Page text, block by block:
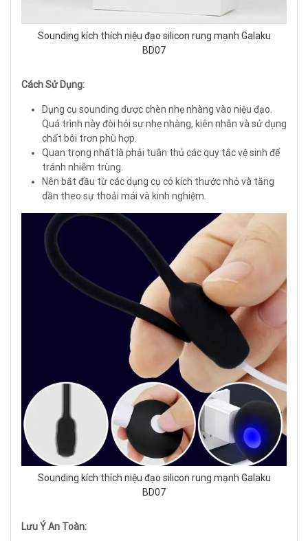
Sounding kích thích niệu đạo silicon rung mạnh Galaku
BD07
Cách Sử Dụng:
Dụng cụ sounding được chèn nhẹ nhàng vào niệu đạo.
Quá trình này đòi hỏi sự nhẹ nhàng, kiên nhẫn và sử dụng
chất bôi trơn phù hợp.
Quan trọng nhất là phải tuân thủ các quy tắc vệ sinh để
tránh nhiễm trùng.
Nên bắt đầu từ các dụng cụ có kích thước nhỏ và tăng
dần theo sự thoải mái và kinh nghiệm.
Sounding kích thích niệu đạo silicon rung mạnh Galaku
BD07
Lưu Ý An Toàn: